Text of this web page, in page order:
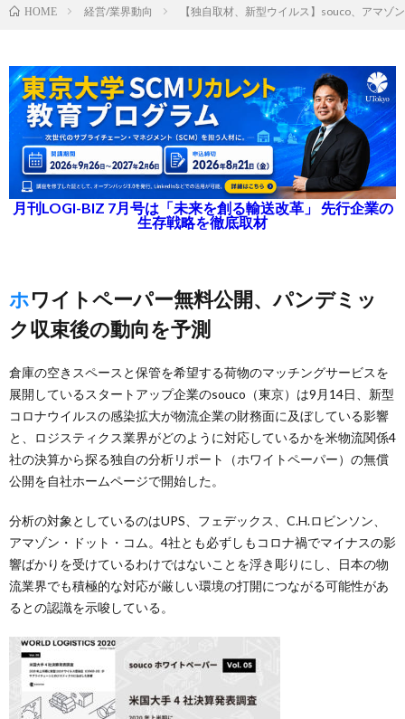
HOME 経営/業界動向 【独自取材、新型ウイルス】souco、アマゾ
月刊LOGI-BIZ 7月号は「未来を創る輸送改革」 先行企業の
生存戦略を徹底取材
ホワイトペーパー無料公開、パンデミッ
ク収束後の動向を予測
倉庫の空きスペースと保管を希望する荷物のマッチングサービスを
展開しているスタートアップ企業のsouco（東京）は9月14日、新型
コロナウイルスの感染拡大が物流企業の財務面に及ぼしている影響
と、ロジスティクス業界がどのように対応しているかを米物流関係4
社の決算から探る独自の分析リポート（ホワイトペーパー）の無償
公開を自社ホームページで開始した。
分析の対象としているのはUPS、フェデックス、C.H.ロビンソン、
アマゾン・ドット・コム。4社とも必ずしもコロナ禍でマイナスの影
響ばかりを受けているわけではないことを浮き彫りにし、日本の物
流業界でも積極的な対応が厳しい環境の打開につながる可能性があ
るとの認識を示唆している。